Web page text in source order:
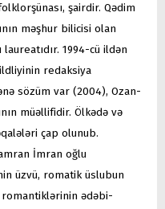
şairdir. Qədim
məşhur bilicisi olan
1994-cü ildən
redaksiya
sözüm var (2004), Ozan-
müəllifidir. Ölkədə və
çap olunub.
İmran oğlu
üzvü, romatik üslubun
romantiklərinin ədəbi-